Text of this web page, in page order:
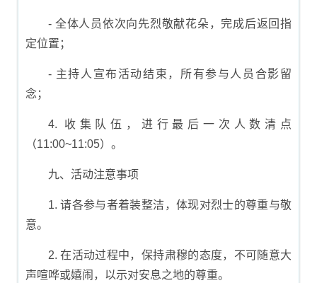
- 全体人员依次向先烈敬献花朵，完成后返回指
定位置；
- 主持人宣布活动结束，所有参与人员合影留
念；
4. 收集队伍，进行最后一次人数清点
（11:00~11:05）。
九、活动注意事项
1. 请各参与者着装整洁，体现对烈士的尊重与敬
意。
2. 在活动过程中，保持肃穆的态度，不可随意大
声喧哗或嬉闹，以示对安息之地的尊重。